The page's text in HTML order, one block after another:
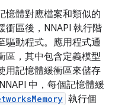
憶體對應檔案和類似的
衝區後，NNAPI 執行階
驅動程式。應用程式通
區，其中包含定義模型
用記憶體緩衝區來儲存
中，每個記憶體緩
執行個